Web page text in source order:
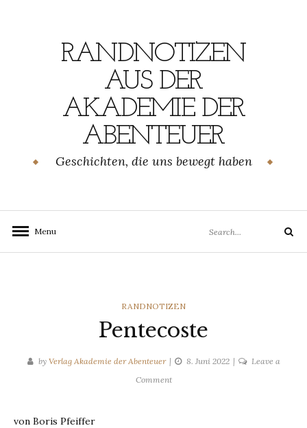
RANDNOTIZEN
AUS DER
AKADEMIE DER
ABENTEUER
Geschichten, die uns bewegt haben
Menu
for:
Search
CATEGORIES
RANDNOTIZEN
Pentecoste
by Verlag Akademie der Abenteuer 8. Juni 2022
Leave a
Commenton
von Boris Pfeiffer